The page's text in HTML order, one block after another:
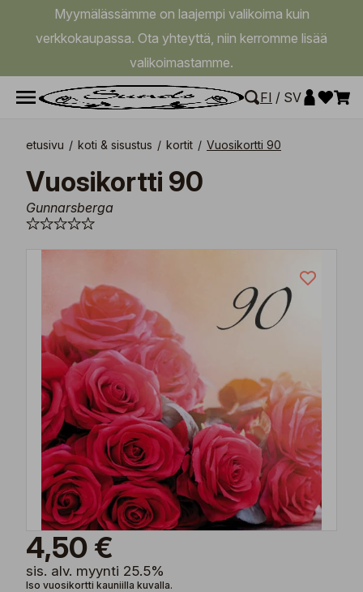
Myymälässämme on laajempi valikoima kuin
verkkokaupassa. Ota yhteyttä, niin kerromme lisää
valikoimastamme.
FI / SV
etusivu / koti & sisustus / kortit / Vuosikortti 90
Vuosikortti 90
Gunnarsberga
4,50 €
sis. alv. myynti 25.5%
Iso vuosikortti kauniilla kuvalla.